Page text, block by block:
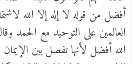
أفضل من قوله لا إله إلا الله
العالمين على التوحيد مع الحمد
الله أفضل لأنها تفصل بين